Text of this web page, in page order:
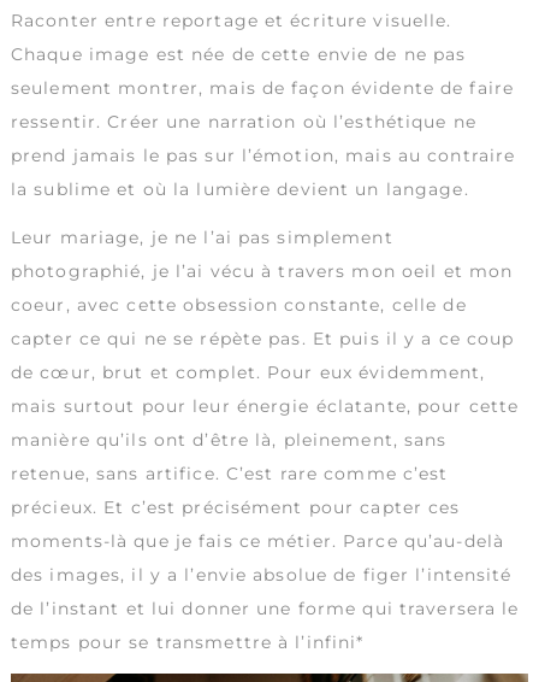
Raconter entre reportage et écriture visuelle.
Chaque image est née de cette envie de ne pas
seulement montrer, mais de façon évidente de faire
ressentir. Créer une narration où l’esthétique ne
prend jamais le pas sur l’émotion, mais au contraire
la sublime et où la lumière devient un langage.
Leur mariage, je ne l’ai pas simplement
photographié, je l’ai vécu à travers mon oeil et mon
coeur, avec cette obsession constante, celle de
capter ce qui ne se répète pas. Et puis il y a ce coup
de cœur, brut et complet. Pour eux évidemment,
mais surtout pour leur énergie éclatante, pour cette
manière qu’ils ont d’être là, pleinement, sans
retenue, sans artifice. C’est rare comme c’est
précieux. Et c’est précisément pour capter ces
moments-là que je fais ce métier. Parce qu’au-delà
des images, il y a l’envie absolue de figer l’intensité
de l’instant et lui donner une forme qui traversera le
temps pour se transmettre à l’infini*